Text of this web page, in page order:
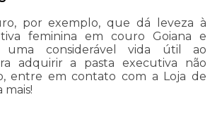
por exemplo, que dá leveza à
feminina em couro Goiana e
uma considerável vida útil ao
adquirir a pasta executiva não
entre em contato com a Loja de
mais!